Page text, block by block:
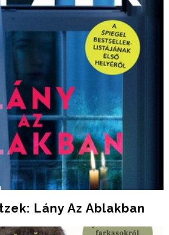
Lány Az Ablakban